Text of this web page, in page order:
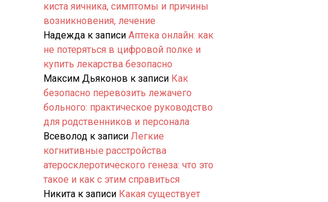
киста яичника, симптомы и причины
возникновения, лечение
Надежда к записи Аптека онлайн: как
не потеряться в цифровой полке и
купить лекарства безопасно
Максим Дьяконов к записи Как
безопасно перевозить лежачего
больного: практическое руководство
для родственников и персонала
Всеволод к записи Легкие
когнитивные расстройства
атеросклеротического генеза: что это
такое и как с этим справиться
Никита к записи Какая существует